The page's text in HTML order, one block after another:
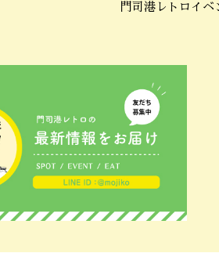
門司港レトロイベ